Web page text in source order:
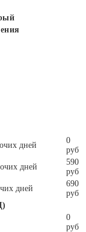
дней
0
руб
дней
590
руб
дней
690
руб
0
руб